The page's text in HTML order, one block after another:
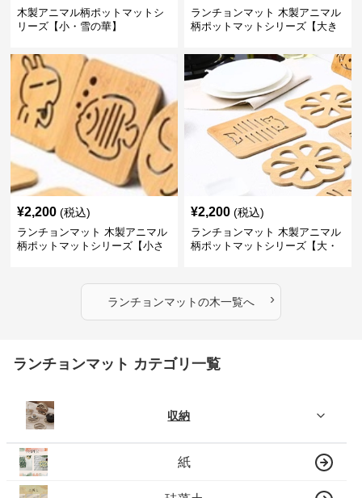
木製アニマル柄ポットマットシ
リーズ【小・雪の華】
ランチョンマット 木製アニマル
柄ポットマットシリーズ【大き
¥2,200 (税込)
ランチョンマット 木製アニマル
柄ポットマットシリーズ【小さ
¥2,200 (税込)
ランチョンマット 木製アニマル
柄ポットマットシリーズ【大・
ランチョンマットの木一覧へ ›
ランチョンマット カテゴリ一覧
収納
紙